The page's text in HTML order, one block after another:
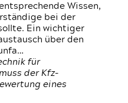
Wissen,
bei der
Ein wichtiger
über den
für
der Kfz-
eines